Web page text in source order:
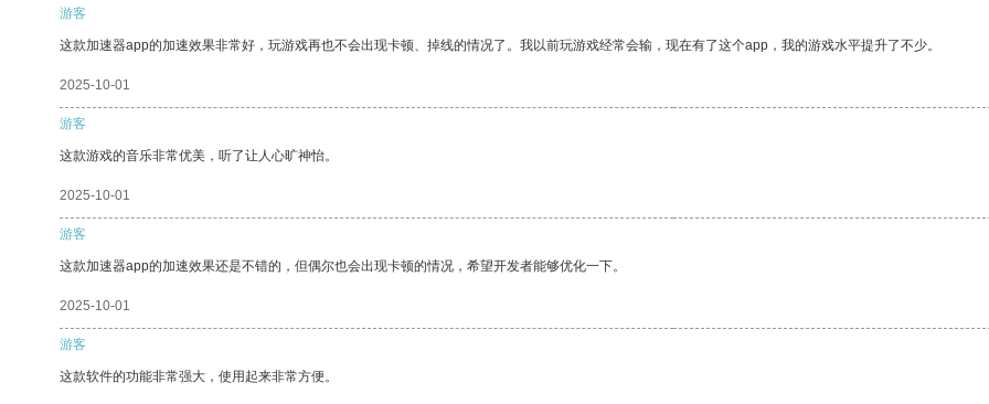
游客
这款加速器app的加速效果非常好，玩游戏再也不会出现卡顿、掉线的情况了。我以前玩游戏经常会输，现在有了这个app，我的游戏水平提升了不少。
2025-10-01
游客
这款游戏的音乐非常优美，听了让人心旷神怡。
2025-10-01
游客
这款加速器app的加速效果还是不错的，但偶尔也会出现卡顿的情况，希望开发者能够优化一下。
2025-10-01
游客
这款软件的功能非常强大，使用起来非常方便。